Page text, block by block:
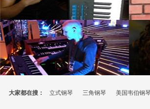
大家都在搜： 立式钢琴 三角钢琴 美国韦伯钢